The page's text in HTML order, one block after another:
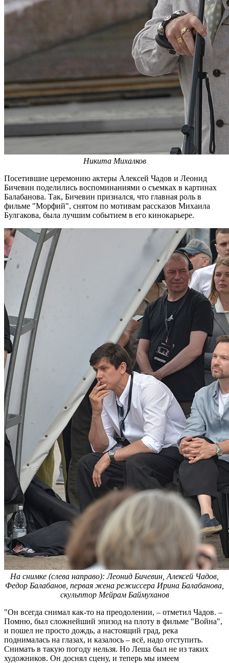
Никита Михалков
Посетившие церемонию актеры Алексей Чадов и Леонид
Бичевин поделились воспоминаниями о съемках в картинах
Балабанова. Так, Бичевин признался, что главная роль в
фильме "Морфий", снятом по мотивам рассказов Михаила
Булгакова, была лучшим событием в его кинокарьере.
На снимке (слева направо): Леонид Бичевин, Алексей Чадов,
Федор Балабанов, первая жена режиссера Ирина Балабанова,
скульптор Мейрам Баймуханов
"Он всегда снимал как-то на преодолении, – отметил Чадов. –
Помню, был сложнейший эпизод на плоту в фильме "Война",
и пошел не просто дождь, а настоящий град, река
поднималась на глазах, и казалось – всё, надо отступить.
Снимать в такую погоду нельзя. Но Леша был не из таких
художников. Он доснял сцену, и теперь мы имеем